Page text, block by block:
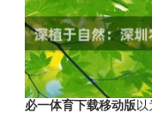
必一体育下载移动版